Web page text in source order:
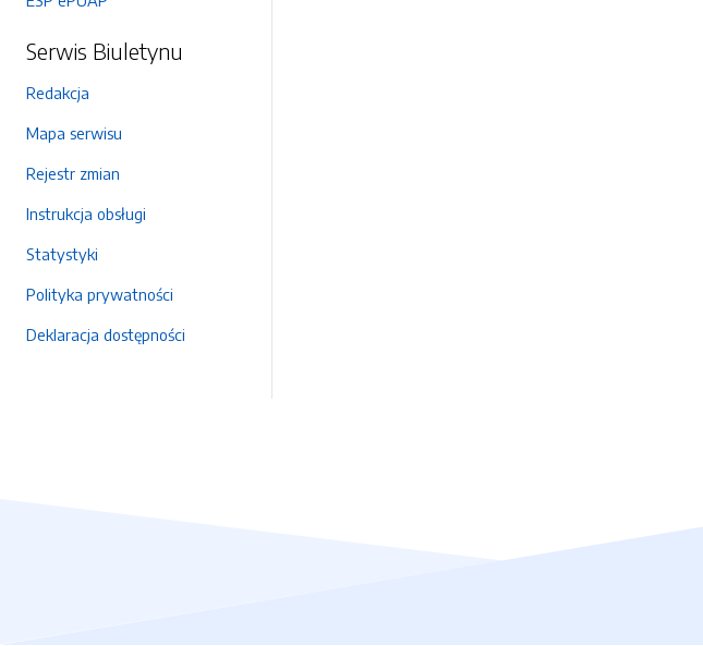
Serwis Biuletynu
Redakcja
Mapa serwisu
Rejestr zmian
Instrukcja obsługi
Statystyki
Polityka prywatności
Deklaracja dostępności